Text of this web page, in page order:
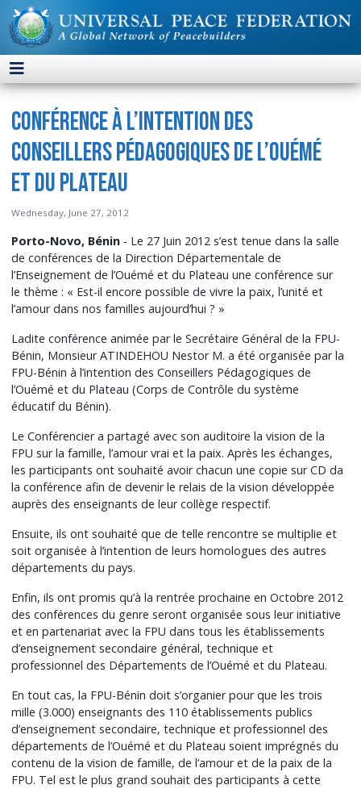
Conférence à l’intention des
Conseillers Pédagogiques de l’Ouémé
et du Plateau
Wednesday, June 27, 2012
Porto-Novo, Bénin - Le 27 Juin 2012 s’est tenue dans la salle
de conférences de la Direction Départementale de
l’Enseignement de l’Ouémé et du Plateau une conférence sur
le thème : « Est-il encore possible de vivre la paix, l’unité et
l’amour dans nos familles aujourd’hui ? »
Ladite conférence animée par le Secrétaire Général de la FPU-
Bénin, Monsieur ATINDEHOU Nestor M. a été organisée par la
FPU-Bénin à l’intention des Conseillers Pédagogiques de
l’Ouémé et du Plateau (Corps de Contrôle du système
éducatif du Bénin).
Le Conférencier a partagé avec son auditoire la vision de la
FPU sur la famille, l’amour vrai et la paix. Après les échanges,
les participants ont souhaité avoir chacun une copie sur CD da
la conférence afin de devenir le relais de la vision développée
auprès des enseignants de leur collège respectif.
Ensuite, ils ont souhaité que de telle rencontre se multiplie et
soit organisée à l’intention de leurs homologues des autres
départements du pays.
Enfin, ils ont promis qu’à la rentrée prochaine en Octobre 2012
des conférences du genre seront organisée sous leur initiative
et en partenariat avec la FPU dans tous les établissements
d’enseignement secondaire général, technique et
professionnel des Départements de l’Ouémé et du Plateau.
En tout cas, la FPU-Bénin doit s’organier pour que les trois
mille (3.000) enseignants des 110 établissements publics
d’enseignement secondaire, technique et professionnel des
départements de l’Ouémé et du Plateau soient imprégnés du
contenu de la vision de famille, de l’amour et de la paix de la
FPU. Tel est le plus grand souhait des participants à cette